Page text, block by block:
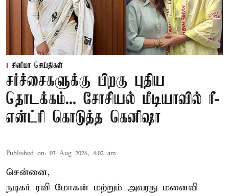
சினிமா செய்திகள்
சர்ச்சைகளுக்கு பிறகு புதிய
தொடக்கம்... சோசியல் மீடியாவில் ரீ-
என்ட்ரி கொடுத்த கெனிஷா
Published on: 07 Aug 2026, 4:02 am
சென்னை,
நடிகர் ரவி மோகன் மற்றும் அவரது மனைவி